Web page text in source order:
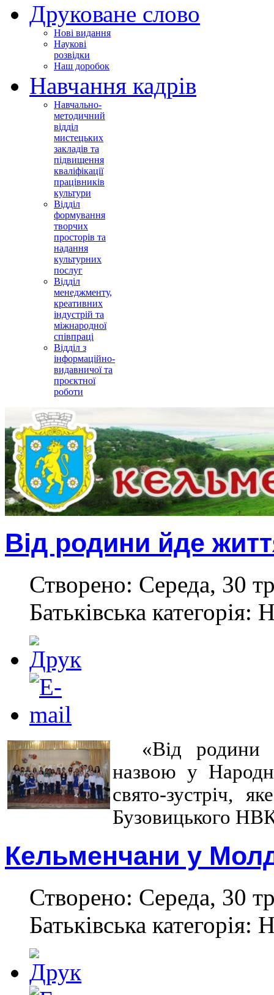
Друковане слово
Нові видання
Наукові
розвідки
Наш доробок
Навчання кадрів
Навчально-
методичний
відділ
мистецьких
закладів та
підвищення
кваліфікації
працівників
культури
Відділ
формування
творчих
просторів та
надання
культурних
послуг
Відділ
менеджменту,
креативних
індустрій та
міжнародної
співпраці
Відділ з
інформаційно-
видавничої та
проєктної
роботи
Від родини йде
Створено: Середа, 30
Батьківська категорія:
«Від
назвою у
свято-зустріч,
Бузовицького
Кельменчани у
Створено: Середа, 30
Батьківська категорія: